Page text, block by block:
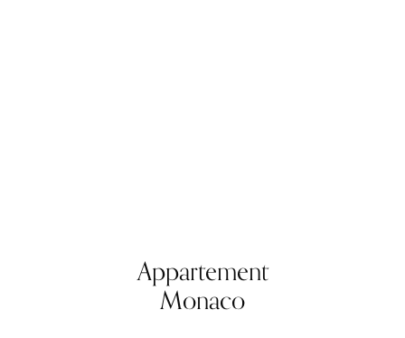
Appartement
Monaco